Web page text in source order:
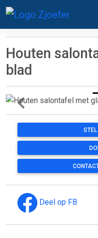
Houten
blad
Deel op FB